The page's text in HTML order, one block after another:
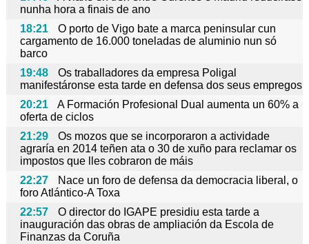
nunha hora a finais de ano
18:21
O porto de Vigo bate a marca peninsular cun
cargamento de 16.000 toneladas de aluminio nun só
barco
19:48
Os traballadores da empresa Poligal
manifestáronse esta tarde en defensa dos seus empregos
20:21
A Formación Profesional Dual aumenta un 60% a
oferta de ciclos
21:29
Os mozos que se incorporaron a actividade
agraría en 2014 teñen ata o 30 de xuño para reclamar os
impostos que lles cobraron de máis
22:27
Nace un foro de defensa da democracia liberal, o
foro Atlántico-A Toxa
22:57
O director do IGAPE presidiu esta tarde a
inauguración das obras de ampliación da Escola de
Finanzas da Coruña